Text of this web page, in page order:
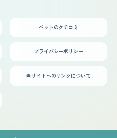
ケージに入れられていたのを
のが大変可愛かった。 子供
いざ家に帰るとなかなかご飯
イムスケジュールになった。
ペットのクチコミ
プライバシーポリシー
当サイトへのリンクについて